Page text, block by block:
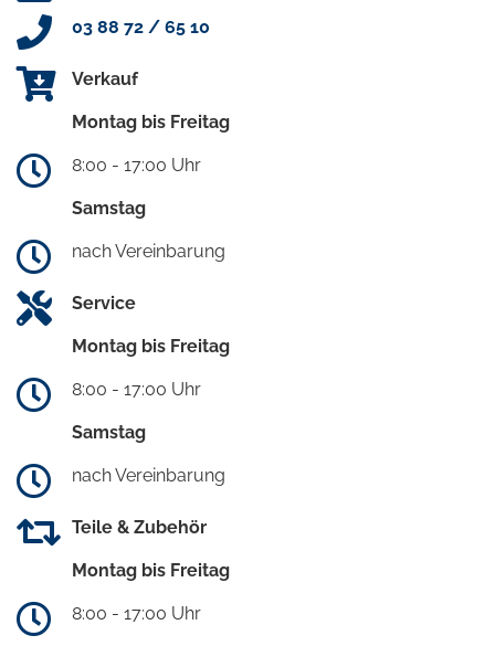
03 88 72 / 65 10
Verkauf
Montag bis Freitag
8:00 - 17:00 Uhr
Samstag
nach Vereinbarung
Service
Montag bis Freitag
8:00 - 17:00 Uhr
Samstag
nach Vereinbarung
Teile & Zubehör
Montag bis Freitag
8:00 - 17:00 Uhr